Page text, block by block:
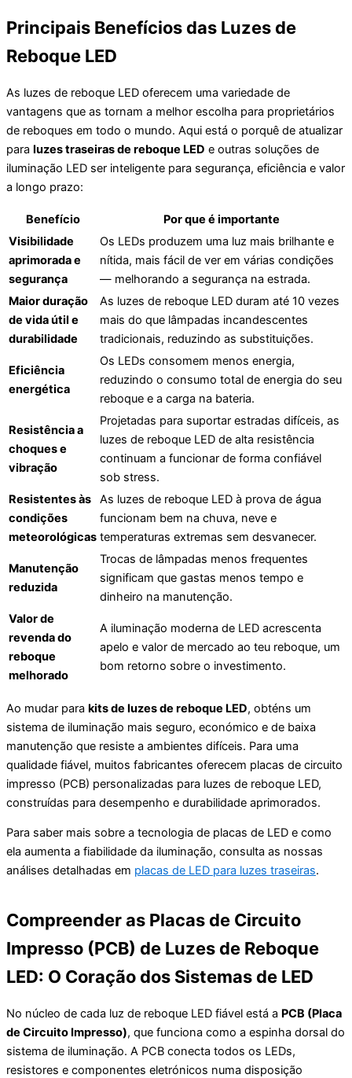
Principais Benefícios das Luzes de
Reboque LED
As luzes de reboque LED oferecem uma variedade de
vantagens que as tornam a melhor escolha para proprietários
de reboques em todo o mundo. Aqui está o porquê de atualizar
para luzes traseiras de reboque LED e outras soluções de
iluminação LED ser inteligente para segurança, eficiência e valor
a longo prazo:
Benefício
Por que é importante
Visibilidade
aprimorada e
segurança
Os LEDs produzem uma luz mais brilhante e
nítida, mais fácil de ver em várias condições
— melhorando a segurança na estrada.
Maior duração
de vida útil e
durabilidade
As luzes de reboque LED duram até 10 vezes
mais do que lâmpadas incandescentes
tradicionais, reduzindo as substituições.
Eficiência
energética
Os LEDs consomem menos energia,
reduzindo o consumo total de energia do seu
reboque e a carga na bateria.
Resistência a
choques e
vibração
Projetadas para suportar estradas difíceis, as
luzes de reboque LED de alta resistência
continuam a funcionar de forma confiável
sob stress.
Resistentes às
condições
meteorológicas
As luzes de reboque LED à prova de água
funcionam bem na chuva, neve e
temperaturas extremas sem desvanecer.
Manutenção
reduzida
Trocas de lâmpadas menos frequentes
significam que gastas menos tempo e
dinheiro na manutenção.
Valor de
revenda do
reboque
melhorado
A iluminação moderna de LED acrescenta
apelo e valor de mercado ao teu reboque, um
bom retorno sobre o investimento.
Ao mudar para kits de luzes de reboque LED, obténs um
sistema de iluminação mais seguro, económico e de baixa
manutenção que resiste a ambientes difíceis. Para uma
qualidade fiável, muitos fabricantes oferecem placas de circuito
impresso (PCB) personalizadas para luzes de reboque LED,
construídas para desempenho e durabilidade aprimorados.
Para saber mais sobre a tecnologia de placas de LED e como
ela aumenta a fiabilidade da iluminação, consulta as nossas
análises detalhadas em placas de LED para luzes traseiras.
Compreender as Placas de Circuito
Impresso (PCB) de Luzes de Reboque
LED: O Coração dos Sistemas de LED
No núcleo de cada luz de reboque LED fiável está a PCB (Placa
de Circuito Impresso), que funciona como a espinha dorsal do
sistema de iluminação. A PCB conecta todos os LEDs,
resistores e componentes eletrónicos numa disposição